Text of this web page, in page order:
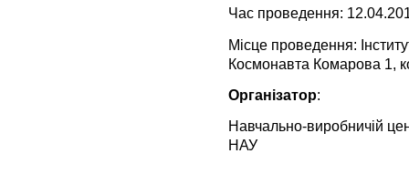
Час проведення:
Місце проведення:
Космонавта Комарова 1,
Організатор:
Навчально-виробничій
НАУ